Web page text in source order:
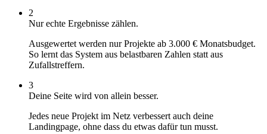
2
Nur echte Ergebnisse zählen.
Ausgewertet werden nur Projekte ab 3.000 € Monatsbudget.
So lernt das System aus belastbaren Zahlen statt aus
Zufallstreffern.
3
Deine Seite wird von allein besser.
Jedes neue Projekt im Netz verbessert auch deine
Landingpage, ohne dass du etwas dafür tun musst.